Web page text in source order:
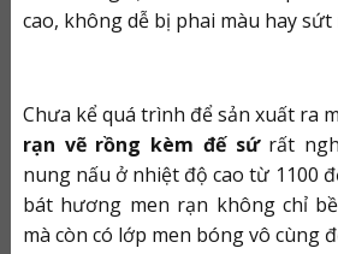
cao, không dễ bị phai màu hay sứt
Chưa kể quá trình để sản xuất ra
rạn vẽ rồng kèm đế sứrất
nung nấu ở nhiệt độ cao từ 1100
bát hương men rạn không chỉ
mà còn có lớp men bóng vô cùng